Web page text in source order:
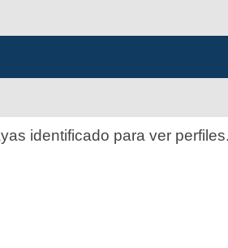
identificado para ver perfiles.